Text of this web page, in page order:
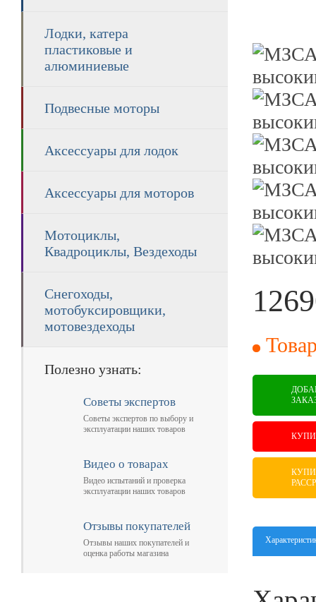
Лодки, катера
пластиковые и
алюминиевые
Подвесные моторы
Аксессуары для лодок
Аксессуары для моторов
Мотоциклы,
Квадроциклы, Вездеходы
Снегоходы,
мотобуксировщики,
мотовездеходы
Полезно узнать:
Советы экспертов
Советы экспертов по выбору и
эксплуатации наших товаров
Видео о товарах
Видео испытаний и проверка
эксплуатации наших товаров
Отзывы покупателей
Отзывы наших покупателей и
оценка работы магазина